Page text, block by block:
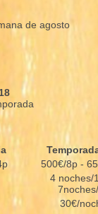
de agosto
500€/8p -
4 noches/
30€/